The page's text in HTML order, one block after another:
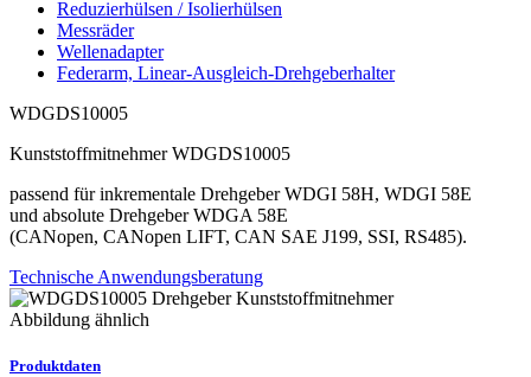
Reduzierhülsen / Isolierhülsen
Messräder
Wellenadapter
Federarm, Linear-Ausgleich-Drehgeberhalter
WDGDS10005
Kunststoffmitnehmer WDGDS10005
passend für inkrementale Drehgeber WDGI 58H, WDGI 58E
und absolute Drehgeber WDGA 58E
(CANopen, CANopen LIFT, CAN SAE J199, SSI, RS485).
Technische Anwendungsberatung
Abbildung ähnlich
Produktdaten